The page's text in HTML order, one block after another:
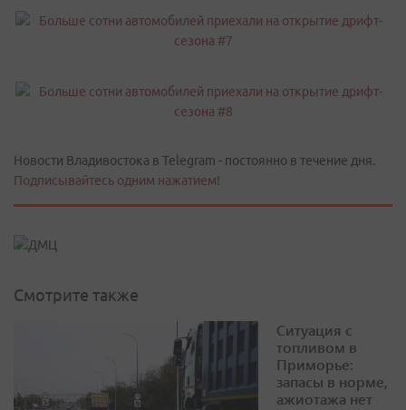
Новости Владивостока в Telegram - постоянно в течение дня.
Подписывайтесь одним нажатием!
Смотрите также
Ситуация с
топливом в
Приморье:
запасы в норме,
ажиотажа нет